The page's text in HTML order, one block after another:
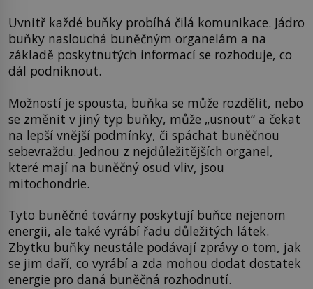
Uvnitř každé buňky probíhá čilá komunikace. Jádro
buňky naslouchá buněčným organelám a na
základě poskytnutých informací se rozhoduje, co
dál podniknout.
Možností je spousta, buňka se může rozdělit, nebo
se změnit v jiný typ buňky, může „usnout“ a čekat
na lepší vnější podmínky, či spáchat buněčnou
sebevraždu. Jednou z nejdůležitějších organel,
které mají na buněčný osud vliv, jsou
mitochondrie.
Tyto buněčné továrny poskytují buňce nejenom
energii, ale také vyrábí řadu důležitých látek.
Zbytku buňky neustále podávají zprávy o tom, jak
se jim daří, co vyrábí a zda mohou dodat dostatek
energie pro daná buněčná rozhodnutí.